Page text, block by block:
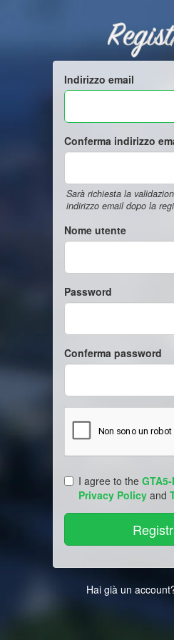
Indirizzo email
Conferma indirizzo
Sarà richiesta la
indirizzo email dopo la
Nome utente
Password
Conferma password
I agree to the
Privacy Policy and
Hai già un